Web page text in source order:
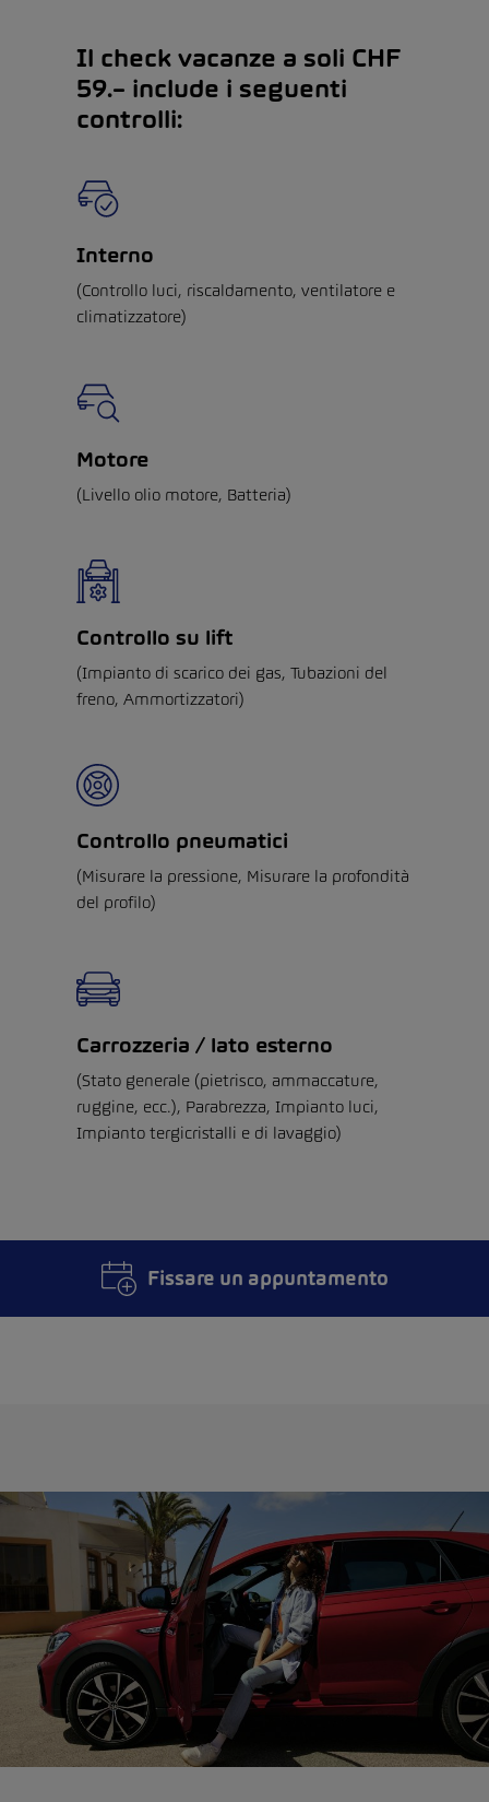
Il check vacanze a soli CHF
59.– include i seguenti
controlli:
Interno
(Controllo luci, riscaldamento, ventilatore e
climatizzatore)
Motore
(Livello olio motore, Batteria)
Controllo su lift
(Impianto di scarico dei gas, Tubazioni del
freno, Ammortizzatori)
Controllo pneumatici
(Misurare la pressione, Misurare la profondità
del profilo)
Carrozzeria / lato esterno
(Stato generale (pietrisco, ammaccature,
ruggine, ecc.), Parabrezza, Impianto luci,
Impianto tergicristalli e di lavaggio)
Fissare un appuntamento